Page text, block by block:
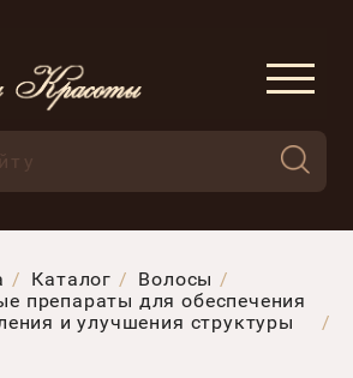
Каталог
Волосы
препараты для обеспечения
и улучшения структуры